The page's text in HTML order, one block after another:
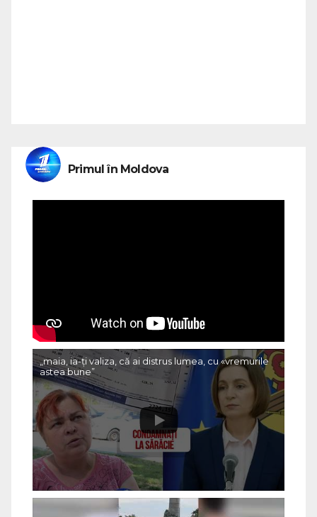
Primul în Moldova
„maia, ia-ți valiza, că ai distrus lumea, cu «vremurile
astea bune”